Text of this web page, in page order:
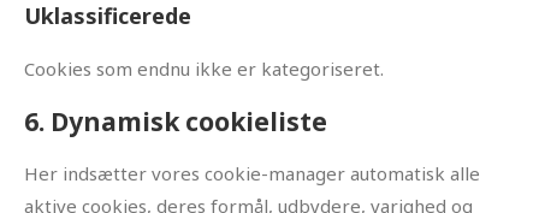
Uklassificerede
Cookies som endnu ikke er kategoriseret.
6. Dynamisk cookieliste
Her indsætter vores cookie-manager automatisk alle
aktive cookies, deres formål, udbydere, varighed og